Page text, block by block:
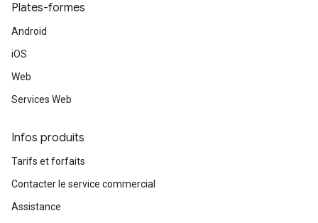
Plates-formes
Android
iOS
Web
Services Web
Infos produits
Tarifs et forfaits
Contacter le service commercial
Assistance